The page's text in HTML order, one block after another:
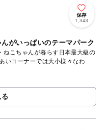
保存
1,343
がいっぱいのテーマパーク
ねこちゃんが暮らす日本最大級の
いコーナーでは大小様々なわん